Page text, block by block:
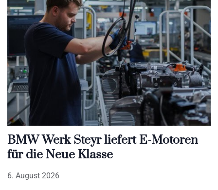
BMW Werk Steyr liefert E-Motoren
für die Neue Klasse
6. August 2026